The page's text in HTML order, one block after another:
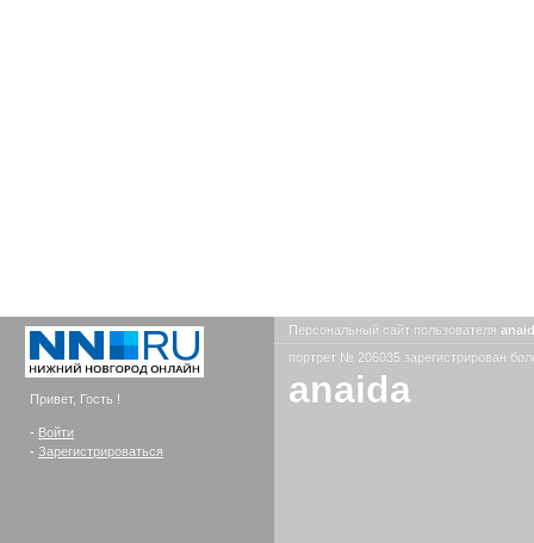
Привет, Гость !
- Войти
- Зарегистрироваться
Персональный сайт пользователя
портрет № 206035 зарегистрирован
anaida